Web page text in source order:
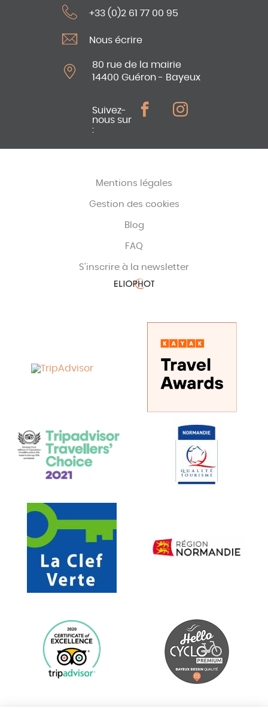
+33 (0)2 61 77 00 95
Nous écrire
80 rue de la mairie
14400 Guéron - Bayeux
Suivez-
nous sur
:
Mentions légales
Gestion des cookies
Blog
FAQ
S'inscrire à la newsletter